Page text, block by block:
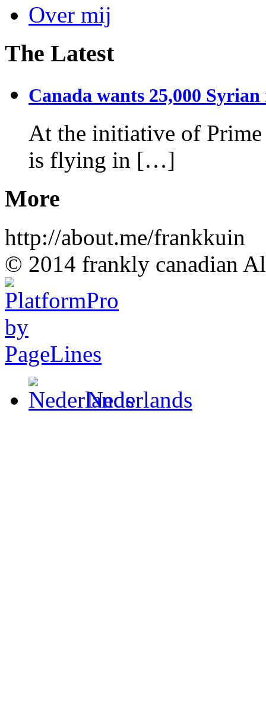
Over mij
The Latest
Canada wants 25,000 Syrian
At the initiative of Prime
is flying in […]
More
http://about.me/frankkuin
© 2014 frankly canadian
Nederlands